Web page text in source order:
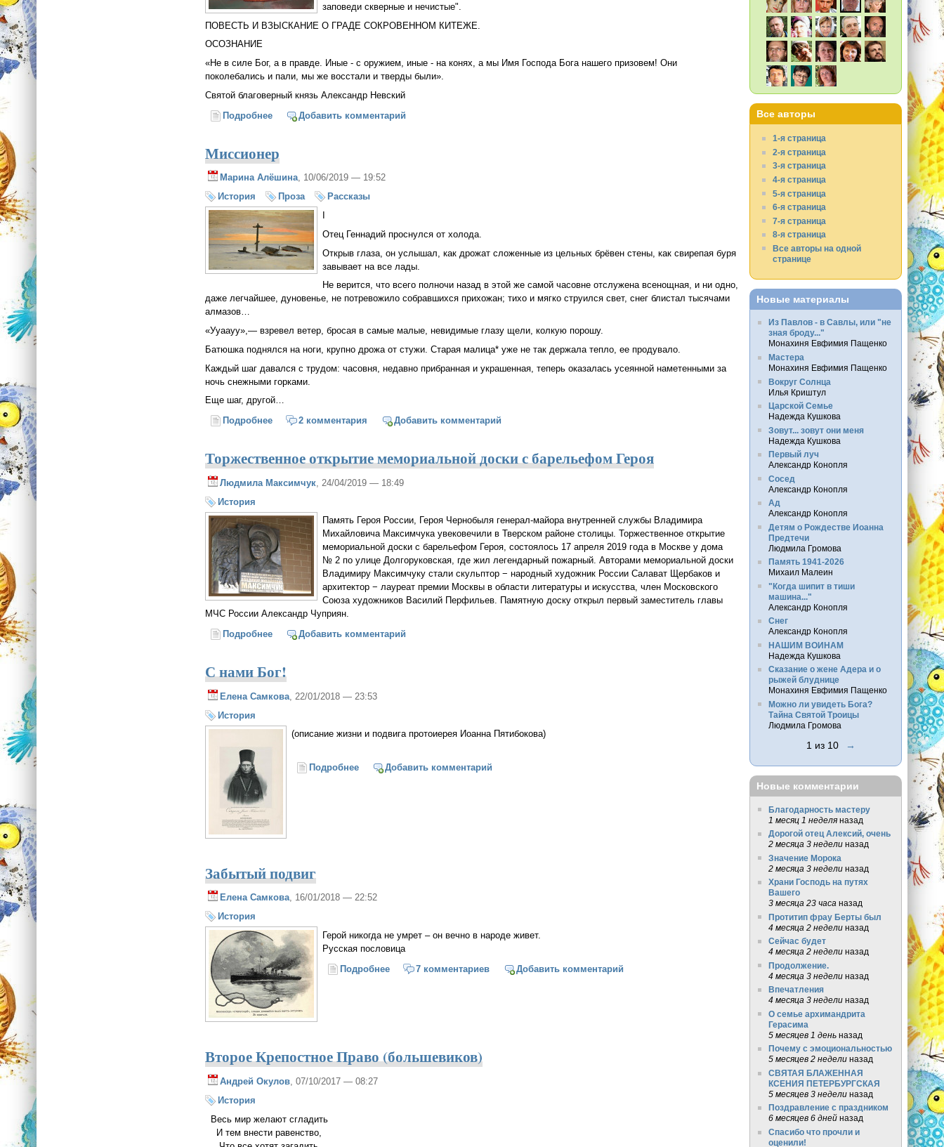
заповеди скверные и нечистые".
ПОВЕСТЬ И ВЗЫСКАНИЕ О ГРАДЕ СОКРОВЕННОМ КИТЕЖЕ.
ОСОЗНАНИЕ
«Не в силе Бог, а в правде. Иные - с оружием, иные - на конях, а мы Имя Господа Бога нашего призовем! Они
поколебались и пали, мы же восстали и тверды были».
Святой благоверный князь Александр Невский
Подробнеео В поисках невидимого града Китежа...
Добавить комментарий
Миссионер
Марина Алёшина, 10/06/2019 — 19:52
История
Проза
Рассказы
Отец Геннадий проснулся от холода.
Открыв глаза, он услышал, как дрожат сложенные из цельных брёвен стены, как свирепая буря
завывает на все лады.
Не верится, что всего полночи назад в этой же самой часовне отслужена всенощная, и ни одно,
даже легчайшее, дуновенье, не потревожило собравшихся прихожан; тихо и мягко струился свет, снег блистал тысячами
алмазов…
«Ууаауу»,— взревел ветер, бросая в самые малые, невидимые глазу щели, колкую порошу.
Батюшка поднялся на ноги, крупно дрожа от стужи. Старая малица* уже не так держала тепло, ее продувало.
Каждый шаг давался с трудом: часовня, недавно прибранная и украшенная, теперь оказалась усеянной наметенными за
ночь снежными горками.
Еще шаг, другой…
Подробнеео Миссионер
2 комментария Добавить комментарий
Торжественное открытие мемориальной доски с барельефом Героя
Людмила Максимчук , 24/04/2019 — 18:49
История
Память Героя России, Героя Чернобыля генерал-майора внутренней службы Владимира
Михайловича Максимчука увековечили в Тверском районе столицы. Торжественное открытие
мемориальной доски с барельефом Героя, состоялось 17 апреля 2019 года в Москве у дома
№ 2 по улице Долгоруковская, где жил легендарный пожарный. Авторами мемориальной доски
Владимиру Максимчуку стали скульптор − народный художник России Салават Щербаков и
архитектор − лауреат премии Москвы в области литературы и искусства, член Московского
Союза художников Василий Перфильев. Памятную доску открыл первый заместитель главы
МЧС России Александр Чуприян.
Подробнеео Торжественное открытие мемориальной доски с барельефом Героя
Добавить комментарий
С нами Бог!
Елена Самкова , 22/01/2018 — 23:53
История
(описание жизни и подвига протоиерея Иоанна Пятибокова)
Подробнеео С нами Бог!
Добавить комментарий
Забытый подвиг
Елена Самкова, 16/01/2018 — 22:52
История
Герой никогда не умрет – он вечно в народе живет.
Русская пословица
Подробнеео Забытый подвиг
7 комментариев Добавить комментарий
Второе Крепостное Право (большевиков)
Андрей Окулов , 07/10/2017 — 08:27
История
Весь мир желают сгладить
И тем внести равенство,
Все авторы
1-я страница
2-я страница
3-я страница
4-я страница
5-я страница
6-я страница
7-я страница
8-я страница
Все авторы на одной
странице
Новые материалы
Из Павлов - в Савлы, или "не
зная броду..."
Монахиня Евфимия Пащенко
Мастера
Монахиня Евфимия Пащенко
Вокруг Солнца
Илья Криштул
Царской Семье
Надежда Кушкова
Зовут... зовут они меня
Надежда Кушкова
Первый луч
Александр Конопля
Сосед
Александр Конопля
Ад
Александр Конопля
Детям о Рождестве Иоанна
Предтечи
Людмила Громова
Память 1941-2026
Михаил Малеин
"Когда шипит в тиши
машина..."
Александр Конопля
Снег
Александр Конопля
НАШИМ ВОИНАМ
Надежда Кушкова
Сказание о жене Адера и о
рыжей блуднице
Монахиня Евфимия Пащенко
Можно ли увидеть Бога?
Тайна Святой Троицы
Людмила Громова
1 из 10 →
Новые комментарии
Благодарность мастеру
1 месяц 1 неделяназад
Дорогой отец Алексий, очень
2 месяца 3 неделиназад
Значение Морока
2 месяца 3 неделиназад
Храни Господь на путях
Вашего
3 месяца 23 часа назад
Протитип фрау Берты был
4 месяца 2 неделиназад
Сейчас будет
4 месяца 2 неделиназад
Продолжение.
4 месяца 3 неделиназад
Впечатления
4 месяца 3 неделиназад
О семье архимандрита
Герасима
5 месяцев 1 деньназад
Почему с эмоциональностью
5 месяцев 2 неделиназад
СВЯТАЯ БЛАЖЕННАЯ
КСЕНИЯ ПЕТЕРБУРГСКАЯ
5 месяцев 3 неделиназад
Поздравление с праздником
6 месяцев 6 днейназад
Спасибо что прочли и
оценили!